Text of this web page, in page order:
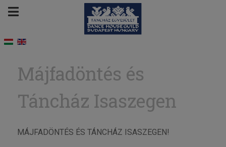
Májfadöntés és
Táncház Isaszegen
MÁJFADÖNTÉS ÉS TÁNCHÁZ ISASZEGEN!